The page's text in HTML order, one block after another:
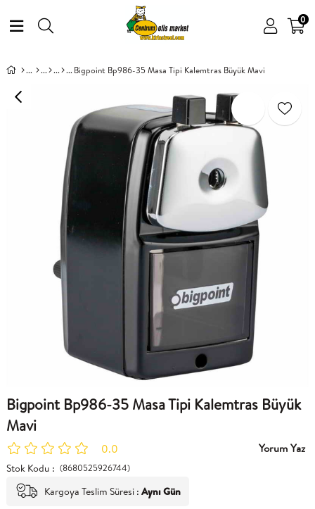
0
Bigpoint Bp986-35 Masa Tipi Kalemtras Büyük Mavi
Bigpoint Bp986-35 Masa Tipi Kalemtras Büyük
Mavi
0.0 Yorum Yaz
Stok Kodu (8680525926744)
Kargoya Teslim Süresi : Aynı Gün